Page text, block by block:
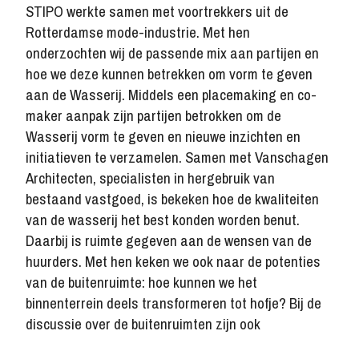
STIPO werkte samen met voortrekkers uit de
Rotterdamse mode-industrie. Met hen
onderzochten wij de passende mix aan partijen en
hoe we deze kunnen betrekken om vorm te geven
aan de Wasserij. Middels een placemaking en co-
maker aanpak zijn partijen betrokken om de
Wasserij vorm te geven en nieuwe inzichten en
initiatieven te verzamelen. Samen met Vanschagen
Architecten, specialisten in hergebruik van
bestaand vastgoed, is bekeken hoe de kwaliteiten
van de wasserij het best konden worden benut.
Daarbij is ruimte gegeven aan de wensen van de
huurders. Met hen keken we ook naar de potenties
van de buitenruimte: hoe kunnen we het
binnenterrein deels transformeren tot hofje? Bij de
discussie over de buitenruimten zijn ook